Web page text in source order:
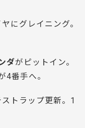
にグレイニング。
ダがピットイン。
4番手へ。
トラップ更新。1